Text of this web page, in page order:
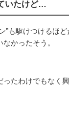
いたけど…
”も駆けつけるほ
かったそう。
ったわけでもなく